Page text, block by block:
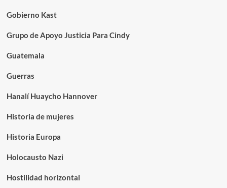
Gobierno Kast
Grupo de Apoyo Justicia Para Cindy
Guatemala
Guerras
Hanalí Huaycho Hannover
Historia de mujeres
Historia Europa
Holocausto Nazi
Hostilidad horizontal